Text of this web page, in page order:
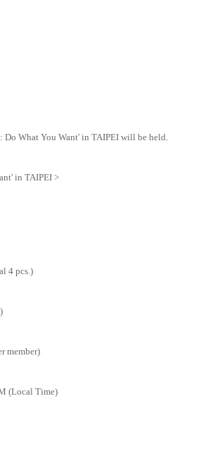
What You Want' in TAIPEI will be held.
in TAIPEI >
4 pcs.)
member)
(Local Time)